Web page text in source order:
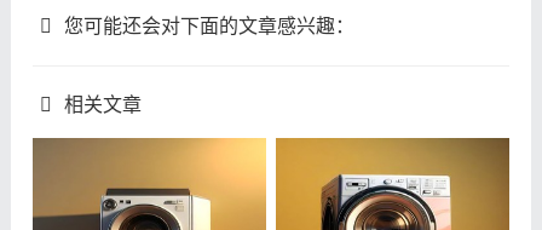
您可能还会对下面的文章感兴趣：
相关文章